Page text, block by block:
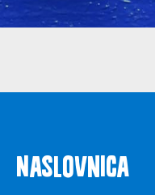
Naslovnica